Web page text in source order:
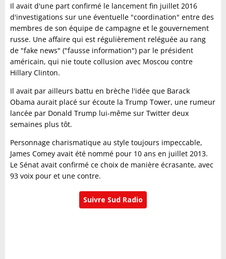
Il avait d'une part confirmé le lancement fin juillet 2016
d'investigations sur une éventuelle "coordination" entre des
membres de son équipe de campagne et le gouvernement
russe. Une affaire qui est régulièrement reléguée au rang
de "fake news" ("fausse information") par le président
américain, qui nie toute collusion avec Moscou contre
Hillary Clinton.
Il avait par ailleurs battu en brèche l'idée que Barack
Obama aurait placé sur écoute la Trump Tower, une rumeur
lancée par Donald Trump lui-même sur Twitter deux
semaines plus tôt.
Personnage charismatique au style toujours impeccable,
James Comey avait été nommé pour 10 ans en juillet 2013.
Le Sénat avait confirmé ce choix de manière écrasante, avec
93 voix pour et une contre.
Suivre Sud Radio